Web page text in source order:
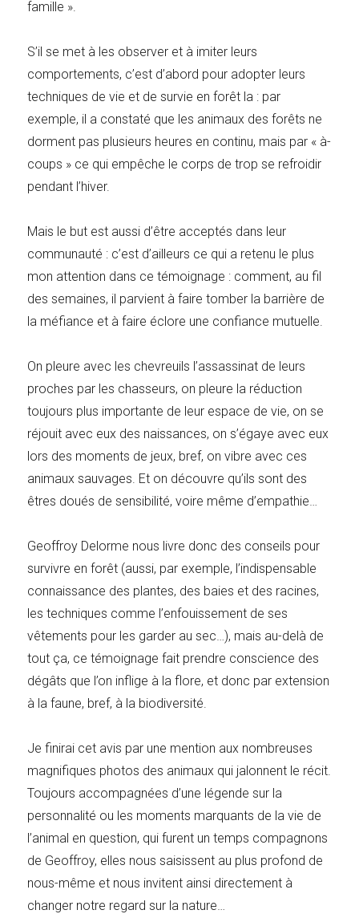
famille ».
S’il se met à les observer et à imiter leurs
comportements, c’est d’abord pour adopter leurs
techniques de vie et de survie en forêt la : par
exemple, il a constaté que les animaux des forêts ne
dorment pas plusieurs heures en continu, mais par « à-
coups » ce qui empêche le corps de trop se refroidir
pendant l’hiver.
Mais le but est aussi d’être acceptés dans leur
communauté : c’est d’ailleurs ce qui a retenu le plus
mon attention dans ce témoignage : comment, au fil
des semaines, il parvient à faire tomber la barrière de
la méfiance et à faire éclore une confiance mutuelle.
On pleure avec les chevreuils l’assassinat de leurs
proches par les chasseurs, on pleure la réduction
toujours plus importante de leur espace de vie, on se
réjouit avec eux des naissances, on s’égaye avec eux
lors des moments de jeux, bref, on vibre avec ces
animaux sauvages. Et on découvre qu’ils sont des
êtres doués de sensibilité, voire même d’empathie…
Geoffroy Delorme nous livre donc des conseils pour
survivre en forêt (aussi, par exemple, l’indispensable
connaissance des plantes, des baies et des racines,
les techniques comme l’enfouissement de ses
vêtements pour les garder au sec…), mais au-delà de
tout ça, ce témoignage fait prendre conscience des
dégâts que l’on inflige à la flore, et donc par extension
à la faune, bref, à la biodiversité.
Je finirai cet avis par une mention aux nombreuses
magnifiques photos des animaux qui jalonnent le récit.
Toujours accompagnées d’une légende sur la
personnalité ou les moments marquants de la vie de
l’animal en question, qui furent un temps compagnons
de Geoffroy, elles nous saisissent au plus profond de
nous-même et nous invitent ainsi directement à
changer notre regard sur la nature…